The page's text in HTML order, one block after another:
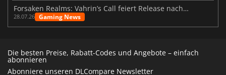
Forsaken Realms: Vahrin’s Call feiert Release nach 10 Jahren
28.07.26 Gaming News
Die besten Preise, Rabatt-Codes und Angebote – einfach
abonnieren
Abonniere unseren DLCompare Newsletter